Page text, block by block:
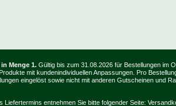
Menge 1. Gültig bis zum 31.08.2026 für Bestellungen im
mit kundenindividuellen Anpassungen. Pro
eingelöst sowie nicht mit anderen Gutscheinen und
entnehmen Sie bitte folgender Seite: